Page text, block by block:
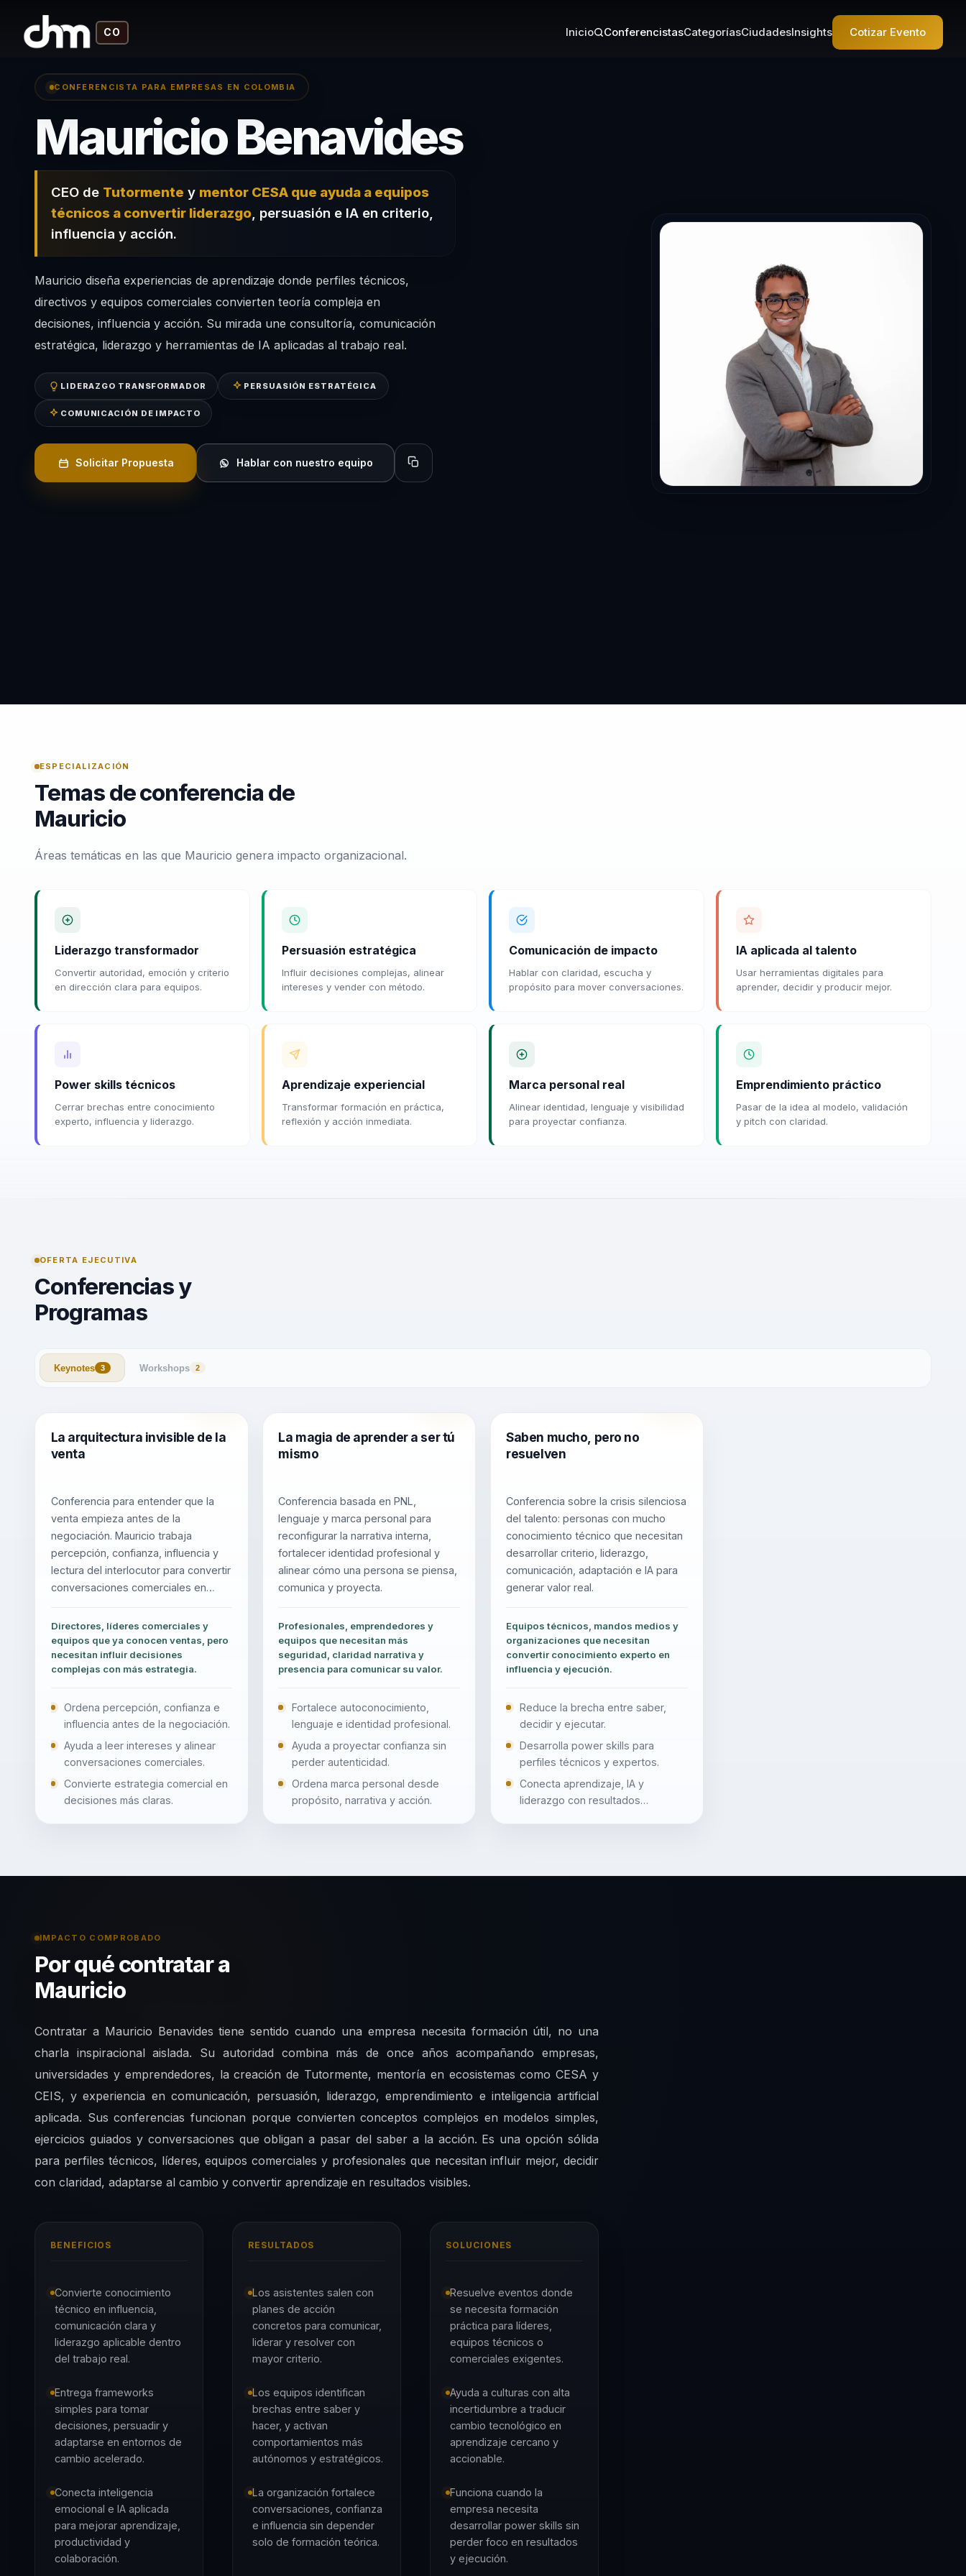
CO Inicio ConferencistasCategoríasCiudadesInsights Cotizar Evento
CONFERENCISTA PARA EMPRESAS EN COLOMBIA
Mauricio Benavides– Conferencista en
CEO de Tutormente y mentor CESA que ayuda a equipos
técnicos a convertir liderazgo, persuasión e IA en criterio,
influencia y acción.
Mauricio diseña experiencias de aprendizaje donde perfiles técnicos,
directivos y equipos comerciales convierten teoría compleja en
decisiones, influencia y acción. Su mirada une consultoría, comunicación
estratégica, liderazgo y herramientas de IA aplicadas al trabajo real.
LIDERAZGO TRANSFORMADOR PERSUASIÓN ESTRATÉGICA
COMUNICACIÓN DE IMPACTO
Solicitar Propuesta Hablar con nuestro equipo Copiar perfil para compartir
ESPECIALIZACIÓN
Temas de conferencia de
Mauricio
Áreas temáticas en las que Mauricio genera impacto organizacional.
Liderazgo transformador
Convertir autoridad, emoción y criterio
en dirección clara para equipos.
Persuasión estratégica
Influir decisiones complejas, alinear
intereses y vender con método.
Comunicación de impacto
Hablar con claridad, escucha y
propósito para mover conversaciones.
IA aplicada al talento
Usar herramientas digitales para
aprender, decidir y producir mejor.
Power skills técnicos
Cerrar brechas entre conocimiento
experto, influencia y liderazgo.
Aprendizaje experiencial
Transformar formación en práctica,
reflexión y acción inmediata.
Marca personal real
Alinear identidad, lenguaje y visibilidad
para proyectar confianza.
Emprendimiento práctico
Pasar de la idea al modelo, validación
y pitch con claridad.
OFERTA EJECUTIVA
Conferencias y
Programas
Keynotes 3 Workshops 2
La arquitectura invisible de la
venta
Conferencia para entender que la
venta empieza antes de la
negociación. Mauricio trabaja
percepción, confianza, influencia y
lectura del interlocutor para convertir
conversaciones comerciales en
Directores, líderes comerciales y
equipos que ya conocen ventas, pero
necesitan influir decisiones
complejas con más estrategia.
Ordena percepción, confianza e
influencia antes de la negociación.
Ayuda a leer intereses y alinear
conversaciones comerciales.
Convierte estrategia comercial en
decisiones más claras.
La magia de aprender a ser tú
mismo
Conferencia basada en PNL,
lenguaje y marca personal para
reconfigurar la narrativa interna,
fortalecer identidad profesional y
alinear cómo una persona se piensa,
comunica y proyecta.
Profesionales, emprendedores y
equipos que necesitan más
seguridad, claridad narrativa y
presencia para comunicar su valor.
Fortalece autoconocimiento,
lenguaje e identidad profesional.
Ayuda a proyectar confianza sin
perder autenticidad.
Ordena marca personal desde
propósito, narrativa y acción.
Saben mucho, pero no
resuelven
Conferencia sobre la crisis silenciosa
del talento: personas con mucho
conocimiento técnico que necesitan
desarrollar criterio, liderazgo,
comunicación, adaptación e IA para
generar valor real.
Equipos técnicos, mandos medios y
organizaciones que necesitan
convertir conocimiento experto en
influencia y ejecución.
Reduce la brecha entre saber,
decidir y ejecutar.
Desarrolla power skills para
perfiles técnicos y expertos.
Conecta aprendizaje, IA y
liderazgo con resultados
IMPACTO COMPROBADO
Por qué contratar a
Mauricio
Contratar a Mauricio Benavides tiene sentido cuando una empresa necesita formación útil, no una
charla inspiracional aislada. Su autoridad combina más de once años acompañando empresas,
universidades y emprendedores, la creación de Tutormente, mentoría en ecosistemas como CESA y
CEIS, y experiencia en comunicación, persuasión, liderazgo, emprendimiento e inteligencia artificial
aplicada. Sus conferencias funcionan porque convierten conceptos complejos en modelos simples,
ejercicios guiados y conversaciones que obligan a pasar del saber a la acción. Es una opción sólida
para perfiles técnicos, líderes, equipos comerciales y profesionales que necesitan influir mejor, decidir
con claridad, adaptarse al cambio y convertir aprendizaje en resultados visibles.
BENEFICIOS
Convierte conocimiento
técnico en influencia,
comunicación clara y
liderazgo aplicable dentro
del trabajo real.
Entrega frameworks
simples para tomar
decisiones, persuadir y
adaptarse en entornos de
cambio acelerado.
Conecta inteligencia
emocional e IA aplicada
para mejorar aprendizaje,
productividad y
colaboración.
RESULTADOS
Los asistentes salen con
planes de acción
concretos para comunicar,
liderar y resolver con
mayor criterio.
Los equipos identifican
brechas entre saber y
hacer, y activan
comportamientos más
autónomos y estratégicos.
La organización fortalece
conversaciones, confianza
e influencia sin depender
solo de formación teórica.
SOLUCIONES
Resuelve eventos donde
se necesita formación
práctica para líderes,
equipos técnicos o
comerciales exigentes.
Ayuda a culturas con alta
incertidumbre a traducir
cambio tecnológico en
aprendizaje cercano y
accionable.
Funciona cuando la
empresa necesita
desarrollar power skills sin
perder foco en resultados
y ejecución.